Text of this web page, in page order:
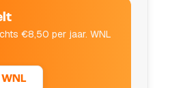
€8,50 per jaar. WNL